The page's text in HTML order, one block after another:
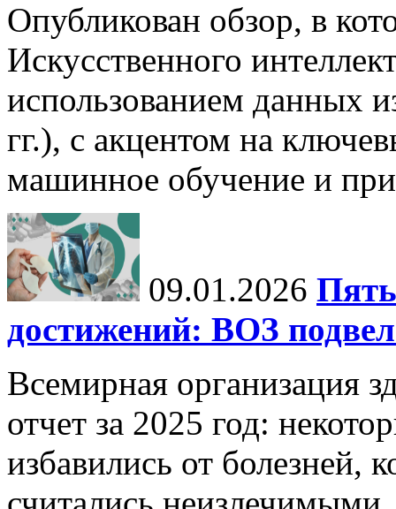
Опубликован обзор, в
Искусственного
использованием данных
гг.), с акцентом на
машинное обучение и
09.01.2026
достижений: ВОЗ
Всемирная организация
отчет за 2025 год:
избавились от болезней,